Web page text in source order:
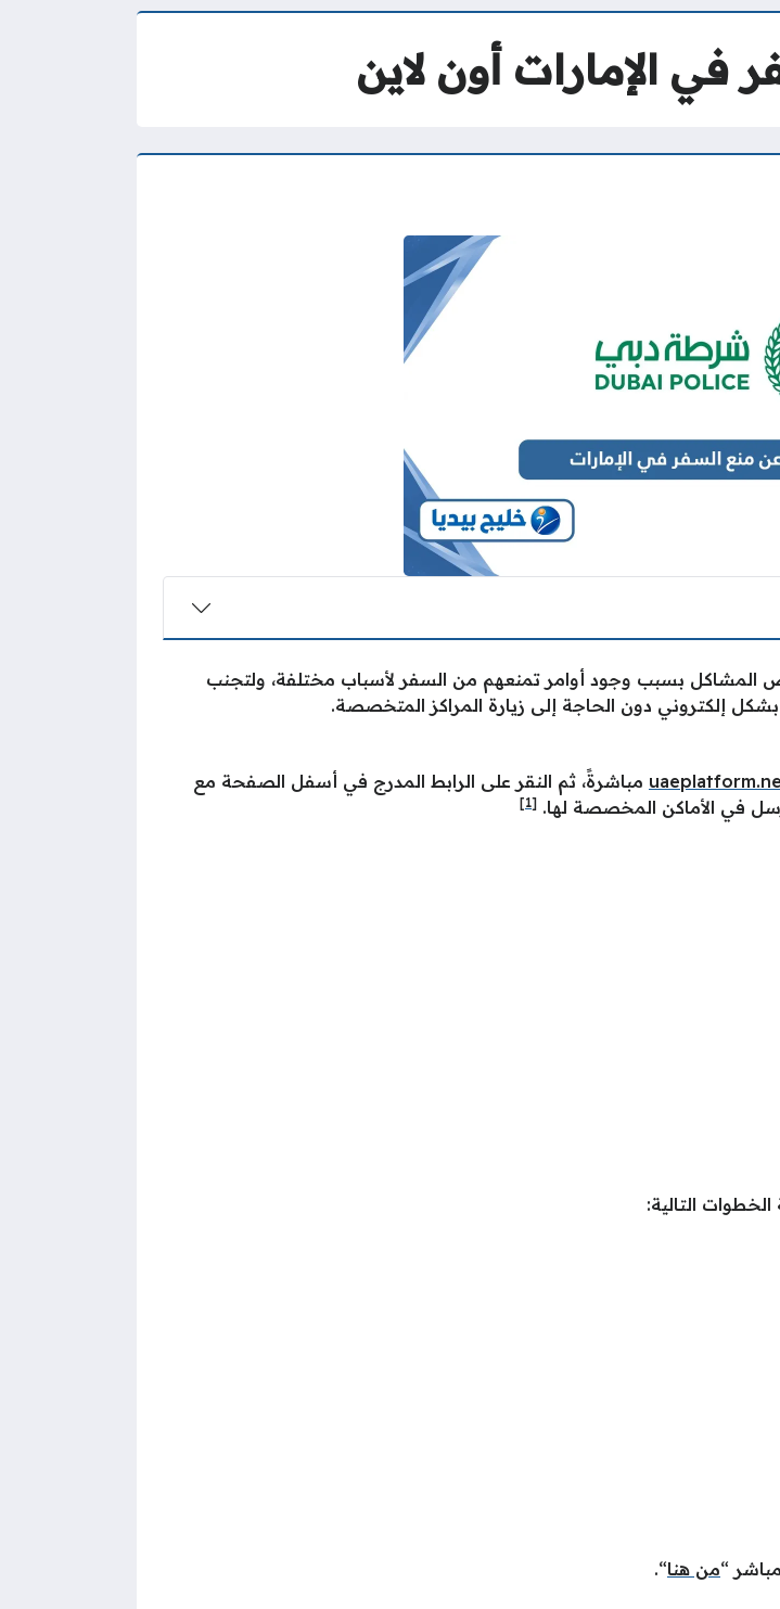
في الإمارات أون لاين
بسبب وجود أوامر تمنعهم من السفر لأسباب مختلفة، ولتجنب
بشكل إلكتروني دون الحاجة إلى زيارة المراكز المتخصصة.
مباشرةً، ثم النقر على الرابط المدرج في أسفل الصفحة مع
في الأماكن المخصصة لها. [1]
التالية:
“من هنا“.